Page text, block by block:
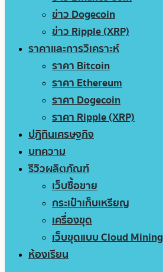
ข่าว Dogecoin
ข่าว Ripple (XRP)
ราคาและการวิเคราะห์
ราคา Bitcoin
ราคา Ethereum
ราคา Dogecoin
ราคา Ripple (XRP)
ปฏิทินเศรษฐกิจ
บทความ
รีวิวผลิตภัณฑ์
เว็บซื้อขาย
กระเป๋าเก็บเหรียญ
เครื่องขุด
เว็บขุดแบบ Cloud Mining
ห้องเรียน